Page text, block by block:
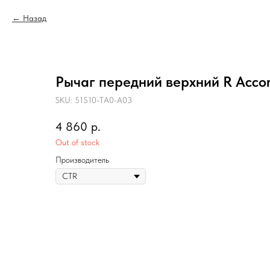
Назад
Рычаг передний верхний R
SKU: 51510-TA0-A03
4 860 р.
Out of stock
Производитель